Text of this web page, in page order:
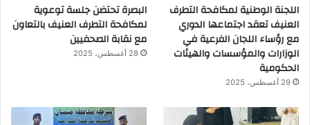
اللجنة الوطنية لمكافحة التطرف
العنيف تعقد اجتماعها الدوري
مع رؤساء اللجان الفرعية في
الوزارات والمؤسسات والهيئات
الحكومية
29 أغسطس، 2025
البصرة تحتضن جلسة توعوية
لمكافحة التطرف العنيف بالتعاون
مع نقابة الصحفيين
28 أغسطس، 2025